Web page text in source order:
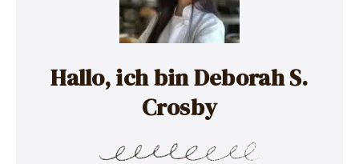
Hallo, ich bin Deborah S.
Crosby